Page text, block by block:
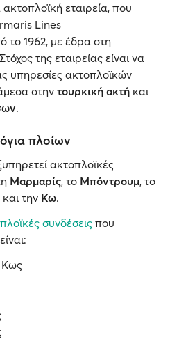
εταιρεία, που
Lines
το 1962, με έδρα στη
της εταιρείας είναι να
υπηρεσίες ακτοπλοϊκών
στην τουρκική ακτή και
.
πλοίων
ακτοπλοϊκές
Μαρμαρίς, το Μπόντρουμ, το
και την Κω.
συνδέσειςπου